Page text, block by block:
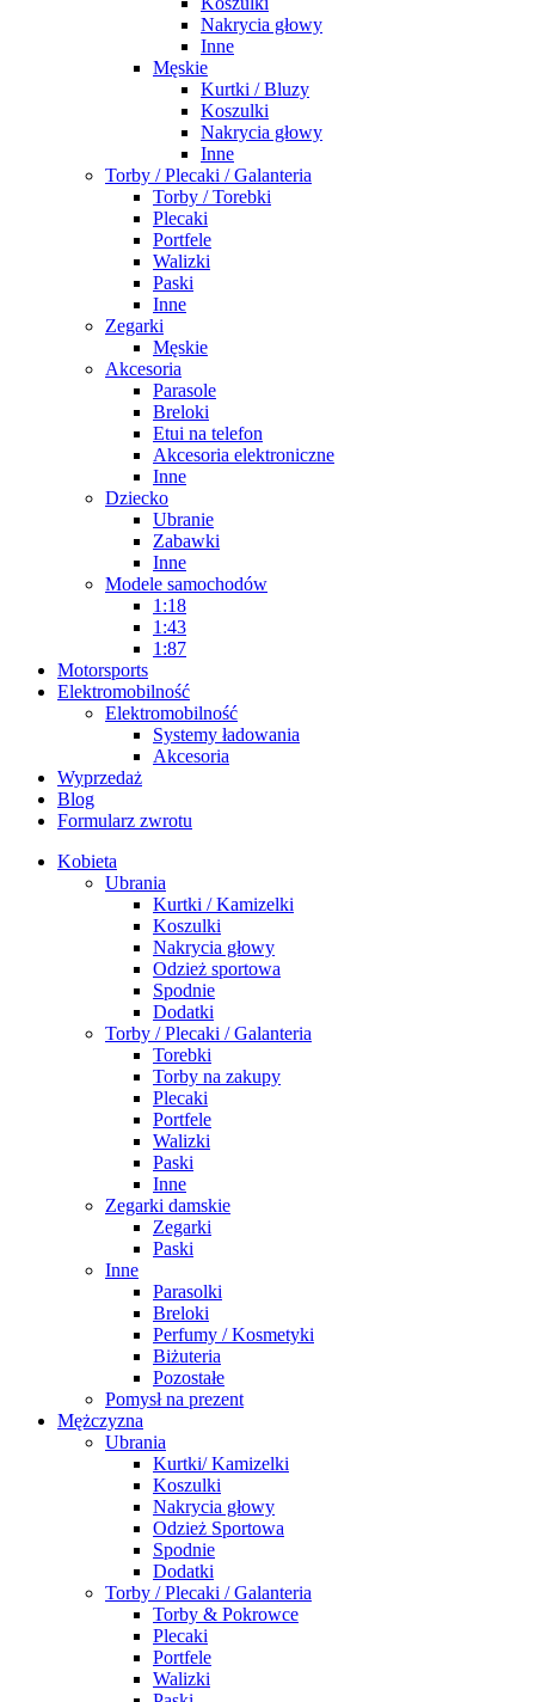
Nakrycia głowy
Inne
Męskie
Kurtki / Bluzy
Koszulki
Nakrycia głowy
Inne
Torby / Plecaki / Galanteria
Torby / Torebki
Plecaki
Portfele
Walizki
Paski
Inne
Zegarki
Męskie
Akcesoria
Parasole
Breloki
Etui na telefon
Akcesoria elektroniczne
Inne
Dziecko
Ubranie
Zabawki
Inne
Modele samochodów
1:18
1:43
1:87
Motorsports
Elektromobilność
Elektromobilność
Systemy ładowania
Akcesoria
Wyprzedaż
Blog
Formularz zwrotu
Kobieta
Ubrania
Kurtki / Kamizelki
Koszulki
Nakrycia głowy
Odzież sportowa
Spodnie
Dodatki
Torby / Plecaki / Galanteria
Torebki
Torby na zakupy
Plecaki
Portfele
Walizki
Paski
Inne
Zegarki damskie
Zegarki
Paski
Inne
Parasolki
Breloki
Perfumy / Kosmetyki
Biżuteria
Pozostałe
Pomysł na prezent
Mężczyzna
Ubrania
Kurtki/ Kamizelki
Koszulki
Nakrycia głowy
Odzież Sportowa
Spodnie
Dodatki
Torby / Plecaki / Galanteria
Torby & Pokrowce
Plecaki
Portfele
Walizki